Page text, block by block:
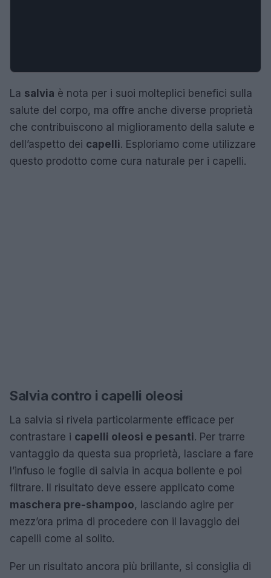
La salvia è nota per i suoi molteplici benefici sulla
salute del corpo, ma offre anche diverse proprietà
che contribuiscono al miglioramento della salute e
dell’aspetto dei capelli. Esploriamo come utilizzare
questo prodotto come cura naturale per i capelli.
Salvia contro i capelli oleosi
La salvia si rivela particolarmente efficace per
contrastare i capelli oleosi e pesanti. Per trarre
vantaggio da questa sua proprietà, lasciare a fare
l’infuso le foglie di salvia in acqua bollente e poi
filtrare. Il risultato deve essere applicato come
maschera pre-shampoo, lasciando agire per
mezz’ora prima di procedere con il lavaggio dei
capelli come al solito.
Per un risultato ancora più brillante, si consiglia di